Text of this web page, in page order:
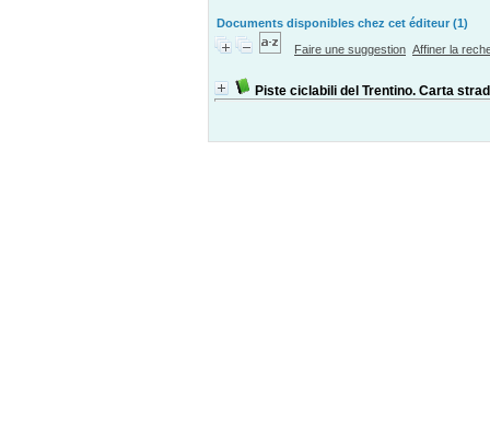
Documents disponibles chez cet éditeur (1)
Faire une suggestion Affiner la
Piste ciclabili del Trentino. Carta